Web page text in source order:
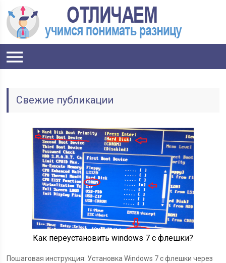
Свежие публикации
Как переустановить windows 7 с флешки?
Пошаговая инструкция: Установка Windows 7 с флешки через